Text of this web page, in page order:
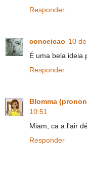
Responder
conceicao 10
É uma bela ideia
Responder
Blomma
10:51
Miam, ca a l'air
Responder